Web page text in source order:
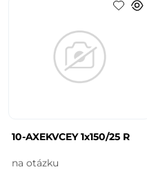
10-AXEKVCEY 1x150/25 R
na otázku